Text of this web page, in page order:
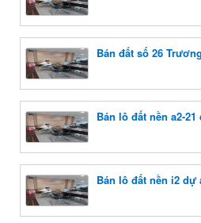
Bán đất số 26
Bán lô đất nền a2-21
Bán lô đất nền i2 dự